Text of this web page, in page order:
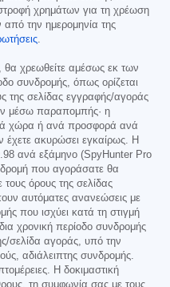
χρημάτων για τη χρέωση
από την ημερομηνία της
.
θα χρεωθείτε αμέσως εκ των
συνδρομής, όπως ορίζεται
της σελίδας εγγραφής/αγοράς
μέσω παραπομπής· η
χώρα ή ανά προσφορά ανά
έχετε ακυρώσει εγκαίρως. Η
ανά εξάμηνο (SpyHunter Pro
που αγοράσατε θα
όρους της σελίδας
αυτόματες ανανεώσεις με
που ισχύει κατά τη στιγμή
χρονική περίοδο συνδρομής
σελίδα αγοράς, υπό την
αδιάλειπτης συνδρομής.
Η δοκιμαστική
τη συμφωνία σας με τους